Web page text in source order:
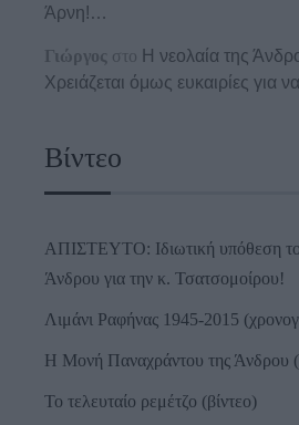
Άρνη!…
Γιώργος στο Η νεολαία της
Χρειάζεται όμως ευκαιρίες για
Βίντεο
ΑΠΙΣΤΕΥΤΟ: Ιδιωτική υπόθεση
Άνδρου για την κ. Τσατσομοίρου!
Λιμάνι Ραφήνας 1945-2015
Η Μονή Παναχράντου της Άνδρου
Το τελευταίο ρεμέτζο (βίντεο)